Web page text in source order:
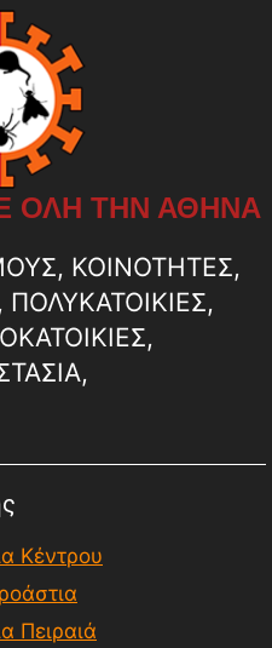
ΟΛΗ ΤΗΝ ΑΘΗΝΑ
ΚΟΙΝΟΤΗΤΕΣ,
ΠΟΛΥΚΑΤΟΙΚΙΕΣ,
Κέντρου
Πειραιά